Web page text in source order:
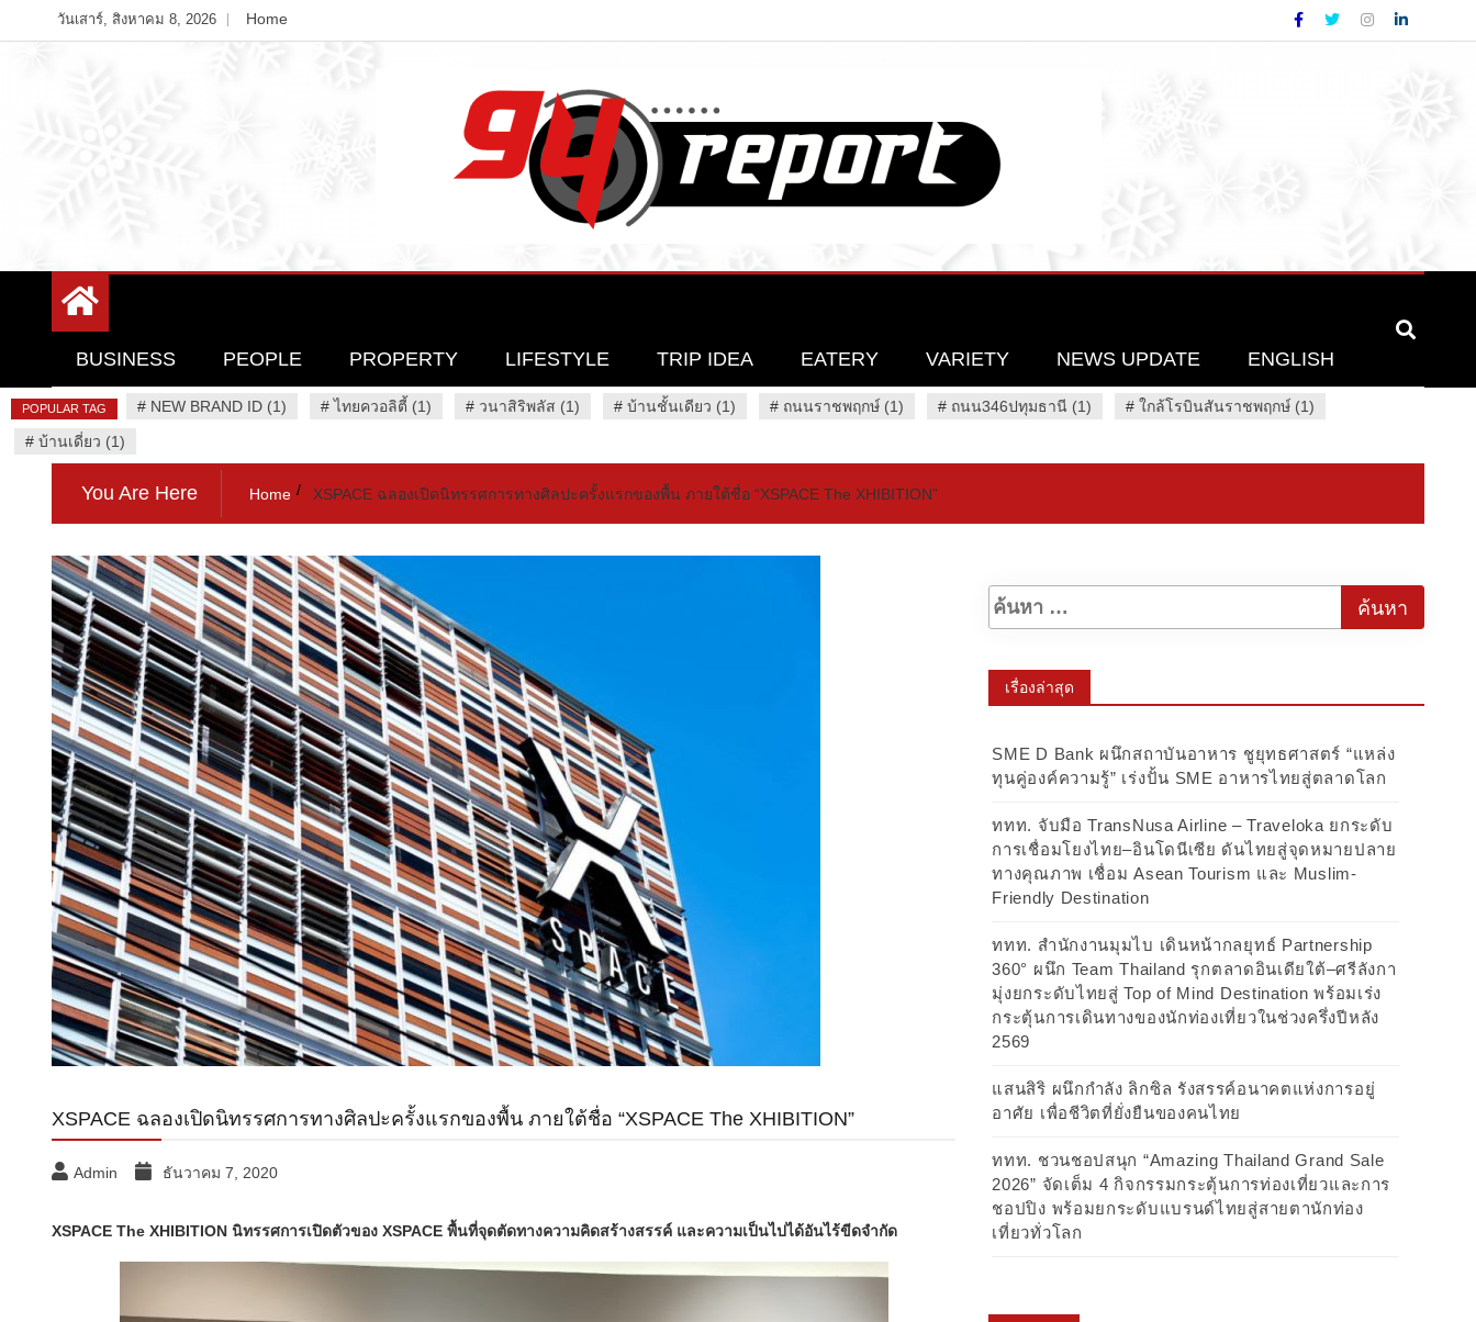
to
วันเสาร์, สิงหาคม 8, 2026 Home
94 Report.com
BUSINESS PEOPLE PROPERTY LIFESTYLE TRIP IDEA EATERY VARIETY NEWS UPDATE ENGLISH
POPULAR TAG # NEW BRAND ID (1) #ไทยควอลิตี้ (1) # วนาสิริพลัส (1) # บ้านชั้นเดียว (1) # ถนนราชพฤกษ์ (1) # ถนน346ปทุมธานี (1) # ใกล้โรบินสันราชพฤกษ์ (1)
# บ้านเดี่ยว (1)
You Are Here Home XSPACE ฉลอง​เปิด​นิทรรศการทางศิลปะครั้งแรกของพื้น ภายใต้ชื่อ “XSPACE The XHIBITION”
XSPACE ฉลอง​เปิด​นิทรรศการทางศิลปะครั้งแรกของพื้น ภายใต้ชื่อ “XSPACE The XHIBITION”
Admin ธันวาคม 7, 2020
XSPACE The XHIBITION นิทรรศการเปิดตัวของ XSPACE พื้นที่จุดตัดทางความคิดสร้างสรรค์ และความเป็นไปได้อันไร้ขีดจำกัด
เรื่องล่าสุด
SME D Bank ผนึกสถาบันอาหาร ชูยุทธศาสตร์ “แหล่ง
ทุนคู่องค์ความรู้” เร่งปั้น SME อาหารไทยสู่ตลาดโลก
ททท. จับมือ TransNusa Airline – Traveloka ยกระดับ
การเชื่อมโยงไทย–อินโดนีเซีย ดันไทยสู่จุดหมายปลาย
ทางคุณภาพ เชื่อม Asean Tourism และ Muslim-
Friendly Destination
ททท. สำนักงานมุมไบ เดินหน้ากลยุทธ์ Partnership
360° ผนึก Team Thailand รุกตลาดอินเดียใต้–ศรีลังกา
มุ่งยกระดับไทยสู่ Top of Mind Destination พร้อมเร่ง
กระตุ้นการเดินทางของนักท่องเที่ยวในช่วงครึ่งปีหลัง
2569
แสนสิริ ผนึกกำลัง ลิกซิล รังสรรค์อนาคตแห่งการอยู่
อาศัย เพื่อชีวิตที่ยั่งยืนของคนไทย
ททท. ชวนชอปสนุก “Amazing Thailand Grand Sale
2026” จัดเต็ม 4 กิจกรรมกระตุ้นการท่องเที่ยวและการ
ชอปปิง พร้อมยกระดับแบรนด์ไทยสู่สายตานักท่อง
เที่ยวทั่วโลก